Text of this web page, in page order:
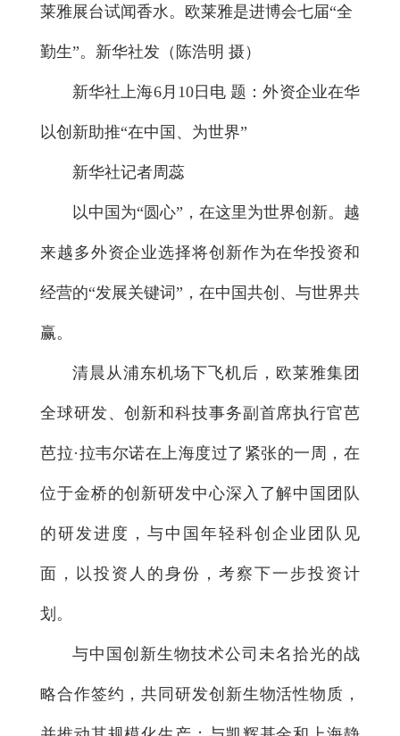
莱雅展台试闻香水。欧莱雅是进博会七届“全
勤生”。新华社发（陈浩明 摄）
新华社上海6月10日电 题：外资企业在华
以创新助推“在中国、为世界”
新华社记者周蕊
以中国为“圆心”，在这里为世界创新。越
来越多外资企业选择将创新作为在华投资和
经营的“发展关键词”，在中国共创、与世界共
赢。
清晨从浦东机场下飞机后，欧莱雅集团
全球研发、创新和科技事务副首席执行官芭
芭拉·拉韦尔诺在上海度过了紧张的一周，在
位于金桥的创新研发中心深入了解中国团队
的研发进度，与中国年轻科创企业团队见
面，以投资人的身份，考察下一步投资计
划。
与中国创新生物技术公司未名拾光的战
略合作签约，共同研发创新生物活性物质，